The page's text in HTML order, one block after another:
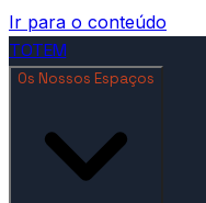
Ir para o conteúdo
TOTEM
Os Nossos Espaços